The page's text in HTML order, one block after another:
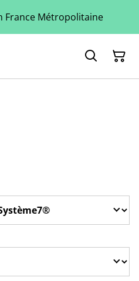
France Métropolitaine